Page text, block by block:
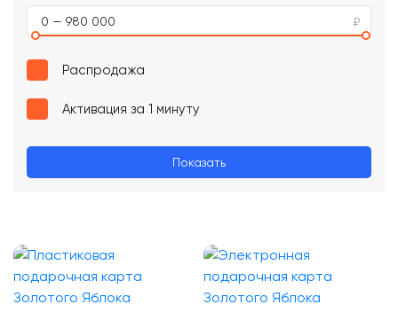
0 — 980 000
Распродажа
Активация за 1 минуту
Показать